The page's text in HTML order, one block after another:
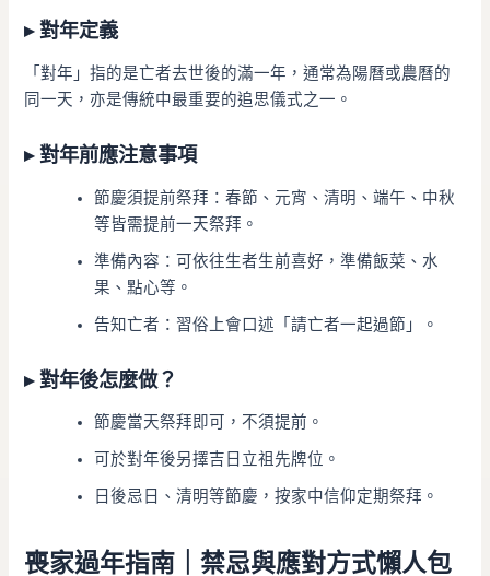
▸ 對年定義
「對年」指的是亡者去世後的滿一年，通常為陽曆或農曆的
同一天，亦是傳統中最重要的追思儀式之一。
▸ 對年前應注意事項
節慶須提前祭拜：春節、元宵、清明、端午、中秋
等皆需提前一天祭拜。
準備內容：可依往生者生前喜好，準備飯菜、水
果、點心等。
告知亡者：習俗上會口述「請亡者一起過節」。
▸ 對年後怎麼做？
節慶當天祭拜即可，不須提前。
可於對年後另擇吉日立祖先牌位。
日後忌日、清明等節慶，按家中信仰定期祭拜。
喪家過年指南｜禁忌與應對方式懶人包